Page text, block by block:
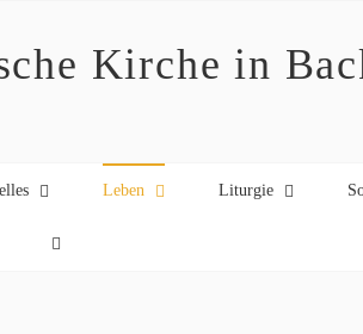
Kirche in
Leben Liturgie